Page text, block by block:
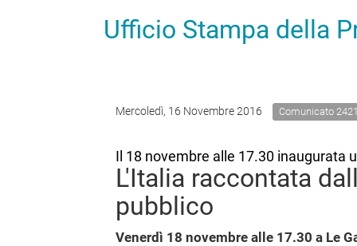
Ufficio Stampa della
Mercoledì, 16 Novembre 2016 Comunicato
Il 18 novembre alle 17.30 inaugurata
L'Italia raccontata
pubblico
Venerdì 18 novembre alle 17.30 a Le